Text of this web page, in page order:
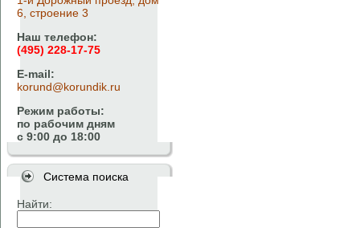
6, строение 3
Наш телефон:
(495) 228-17-75
E-mail:
korund@korundik.ru
Режим работы:
по рабочим дням
с 9:00 до 18:00
Система поиска
Найти: